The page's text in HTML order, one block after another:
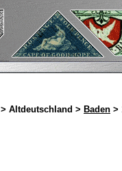
> Altdeutschland > Baden >